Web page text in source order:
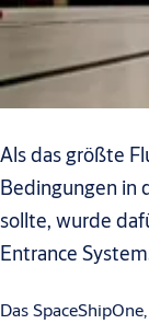
Als das größte
Bedingungen in
sollte, wurde
Entrance
Das